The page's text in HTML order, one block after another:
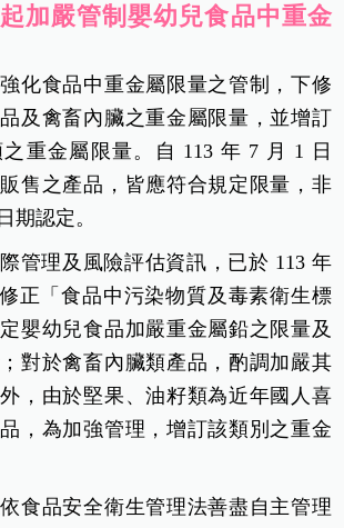
加嚴管制嬰幼兒食品中重金
化食品中重金屬限量之管制，下修
及禽畜內臟之重金屬限量，並增訂
重金屬限量。自 113 年 7 月 1 日
售之產品，皆應符合規定限量，非
期認定。
管理及風險評估資訊，已於 113 年
正「食品中污染物質及毒素衛生標
嬰幼兒食品加嚴重金屬鉛之限量及
對於禽畜內臟類產品，酌調加嚴其
，由於堅果、油籽類為近年國人喜
，為加強管理，增訂該類別之重金
食品安全衛生管理法善盡自主管理